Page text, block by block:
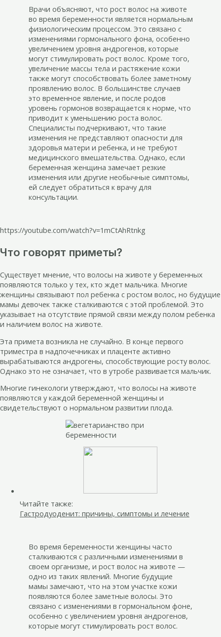
Врачи объясняют, что рост волос на животе
во время беременности является нормальным
физиологическим процессом. Это связано с
изменениями гормонального фона, особенно
увеличением уровня андрогенов, которые
могут стимулировать рост волос. Кроме того,
увеличение массы тела и растяжение кожи
также могут способствовать более заметному
проявлению волос. В большинстве случаев
это временное явление, и после родов
уровень гормонов возвращается к норме, что
приводит к уменьшению роста волос.
Специалисты подчеркивают, что такие
изменения не представляют опасности для
здоровья матери и ребенка, и не требуют
медицинского вмешательства. Однако, если
беременная женщина замечает резкие
изменения или другие необычные симптомы,
ей следует обратиться к врачу для
консультации.
https://youtube.com/watch?v=1mCtAhRtnkg
Что говорят приметы?
Существует мнение, что волосы на животе у беременных
появляются только у тех, кто ждет мальчика. Многие
женщины связывают пол ребенка с ростом волос, но будущие
мамы девочек также сталкиваются с этой проблемой. Это
указывает на отсутствие прямой связи между полом ребенка
и наличием волос на животе.
Эта примета возникла не случайно. В конце первого
триместра в надпочечниках и плаценте активно
вырабатываются андрогены, способствующие росту волос.
Однако это не означает, что в утробе развивается мальчик.
Многие гинекологи утверждают, что волосы на животе
появляются у каждой беременной женщины и
свидетельствуют о нормальном развитии плода.
Читайте также:
Гастродуоденит: причины, симптомы и лечение
Во время беременности женщины часто
сталкиваются с различными изменениями в
своем организме, и рост волос на животе —
одно из таких явлений. Многие будущие
мамы замечают, что на этом участке кожи
появляются более заметные волосы. Это
связано с изменениями в гормональном фоне,
особенно с увеличением уровня андрогенов,
которые могут стимулировать рост волос.